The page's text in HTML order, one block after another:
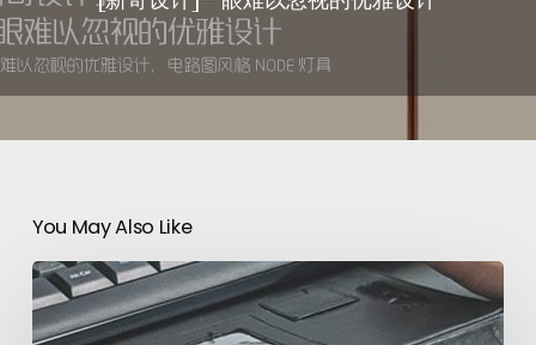
You May Also Like